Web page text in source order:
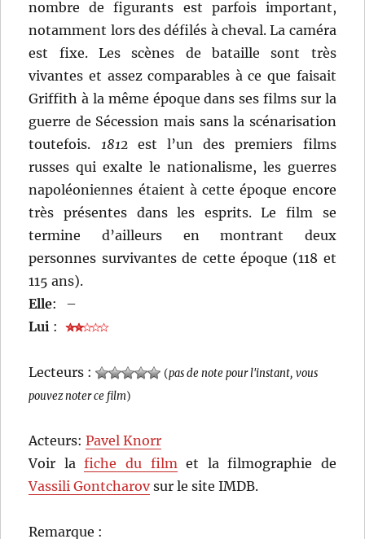
nombre de figurants est parfois important,
notamment lors des défilés à cheval. La caméra
est fixe. Les scènes de bataille sont très
vivantes et assez comparables à ce que faisait
Griffith à la même époque dans ses films sur la
guerre de Sécession mais sans la scénarisation
toutefois. 1812est l’un des premiers films
russes qui exalte le nationalisme, les guerres
napoléoniennes étaient à cette époque encore
très présentes dans les esprits. Le film se
termine d’ailleurs en montrant deux
personnes survivantes de cette époque (118 et
115 ans).
Elle:
–
Lui :
Lecteurs : (pas de note pour l'instant, vous
pouvez noter ce film)
Acteurs:Pavel Knorr
Voir lafiche du film et la filmographie de
Vassili Gontcharovsur le site IMDB.
Remarque :